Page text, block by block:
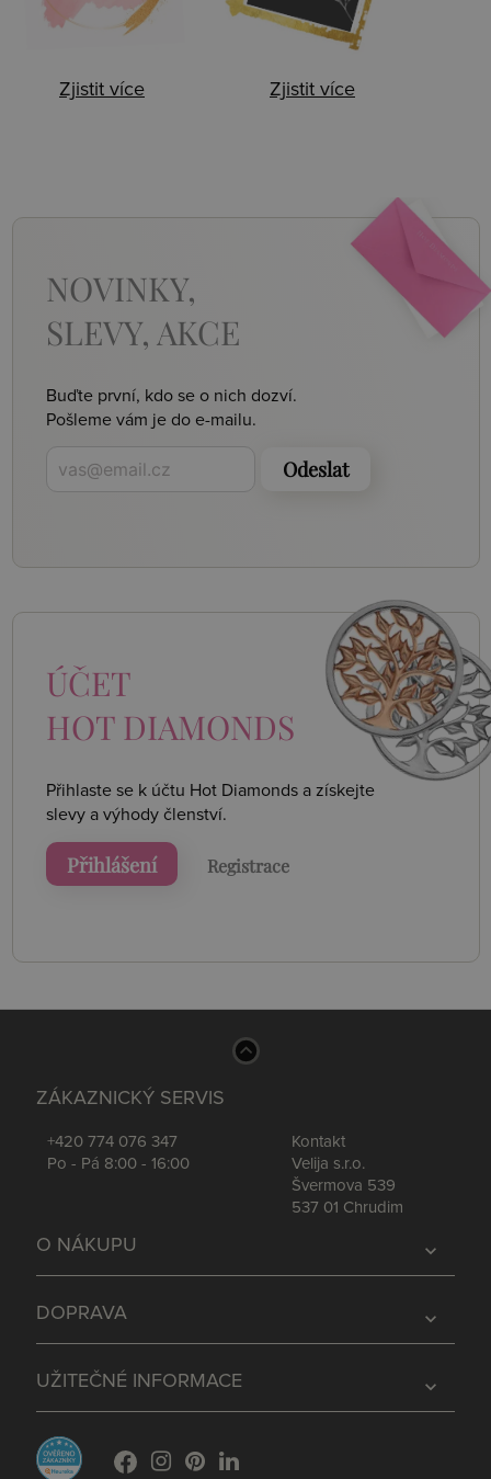
Zjistit více Zjistit více
NOVINKY,
SLEVY, AKCE
Buďte první, kdo se o nich dozví.
Pošleme vám je do e-mailu.
Odeslat
ÚČET
HOT DIAMONDS
Přihlaste se k účtu Hot Diamonds a získejte
slevy a výhody členství.
Přihlášení Registrace
ZÁKAZNICKÝ SERVIS
+420 774 076 347
Po - Pá 8:00 - 16:00
Kontakt
Velija s.r.o.
Švermova 539
537 01 Chrudim
expand_more
O NÁKUPU
expand_more
DOPRAVA
expand_more
UŽITEČNÉ INFORMACE